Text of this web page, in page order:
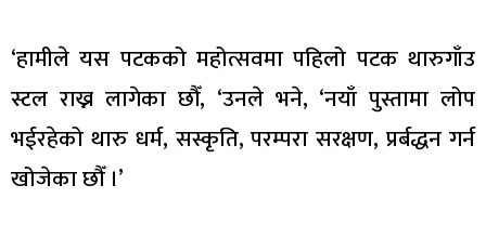
‘हामीले यस पटकको महोत्सवमा पहिलो पटक थारुगाँउ
स्टल राख्न लागेका छौँ, ‘उनले भने, ‘नयाँ पुस्तामा लोप
भईरहेको थारु धर्म, सस्कृति, परम्परा सरक्षण, प्रर्बद्धन गर्न
खोजेका छौँ ।’